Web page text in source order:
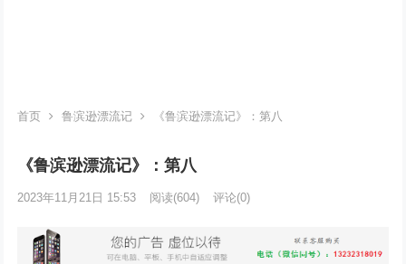
首页 鲁滨逊漂流记 《鲁滨逊漂流记》：第八
《鲁滨逊漂流记》：第八
2023年11月21日 15:53 阅读(604) 评论(0)